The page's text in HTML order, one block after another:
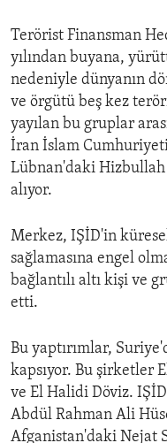
Terörist Finansman
yılından buyana,
nedeniyle dünyanın
ve örgütü beş kez
yayılan bu gruplar
İran İslam
Lübnan'daki
alıyor.
Merkez, IŞİD'in
sağlamasına engel
bağlantılı altı kişi ve
etti.
Bu yaptırımlar,
kapsıyor. Bu şirketler
ve El Halidi Döviz.
Abdül Rahman Ali
Afganistan'daki Nejat